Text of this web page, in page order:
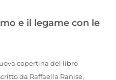
e il legame con le
copertina del libro
da Raffaella Ranise,